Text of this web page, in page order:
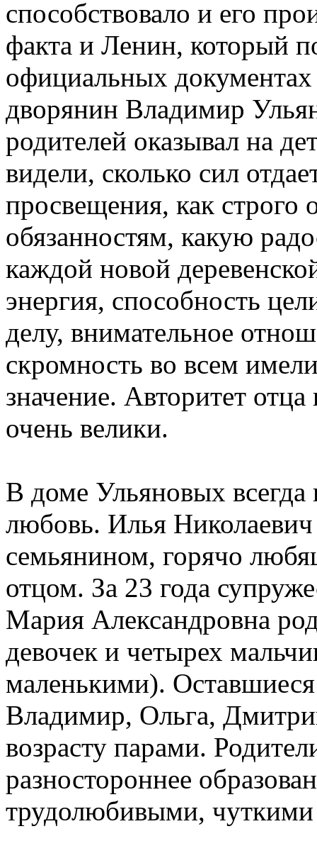
способствовало и его
факта и Ленин, который
официальных
дворянин Владимир
родителей оказывал на
видели, сколько сил
просвещения, как строго
обязанностям, какую
каждой новой
энергия, способность
делу, внимательное
скромность во всем
значение. Авторитет
очень велики.
В доме Ульяновых всегда
любовь. Илья
семьянином, горячо
отцом. За 23 года
Мария Александровна
девочек и четырех
маленькими).
Владимир, Ольга,
возрасту парами.
разностороннее
трудолюбивыми,